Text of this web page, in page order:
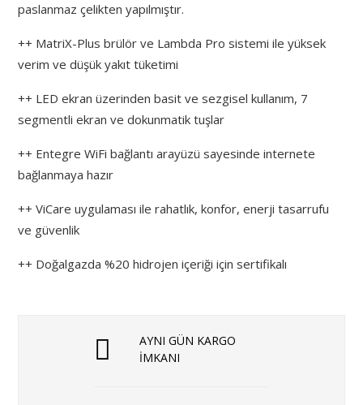
paslanmaz çelikten yapılmıştır.
++ MatriX-Plus brülör ve Lambda Pro sistemi ile yüksek
verim ve düşük yakıt tüketimi
++ LED ekran üzerinden basit ve sezgisel kullanım, 7
segmentli ekran ve dokunmatik tuşlar
++ Entegre WiFi bağlantı arayüzü sayesinde internete
bağlanmaya hazır
++ ViCare uygulaması ile rahatlık, konfor, enerji tasarrufu
ve güvenlik
++ Doğalgazda %20 hidrojen içeriği için sertifikalı
AYNI GÜN KARGO
İMKANI